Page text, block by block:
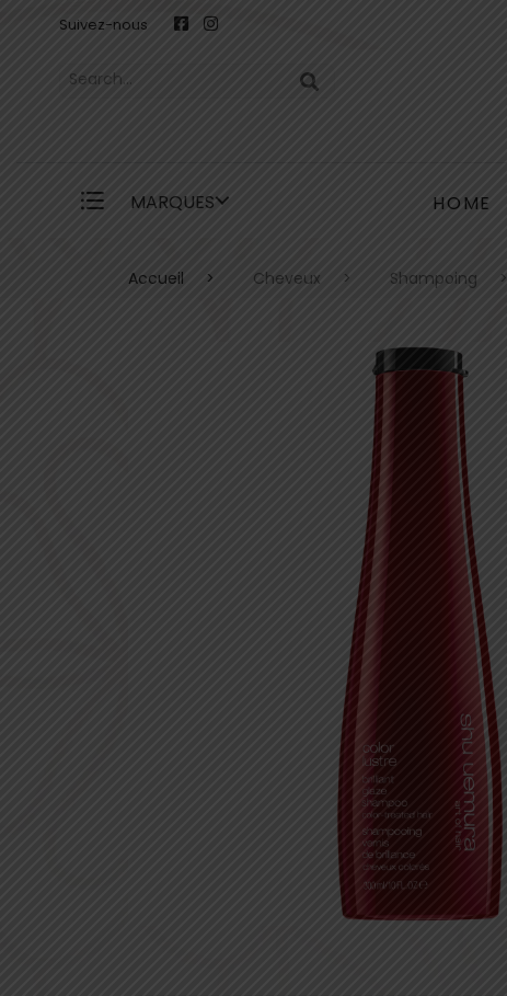
Suivez-nous
MARQUES HOME
Accueil Cheveux Shampoing